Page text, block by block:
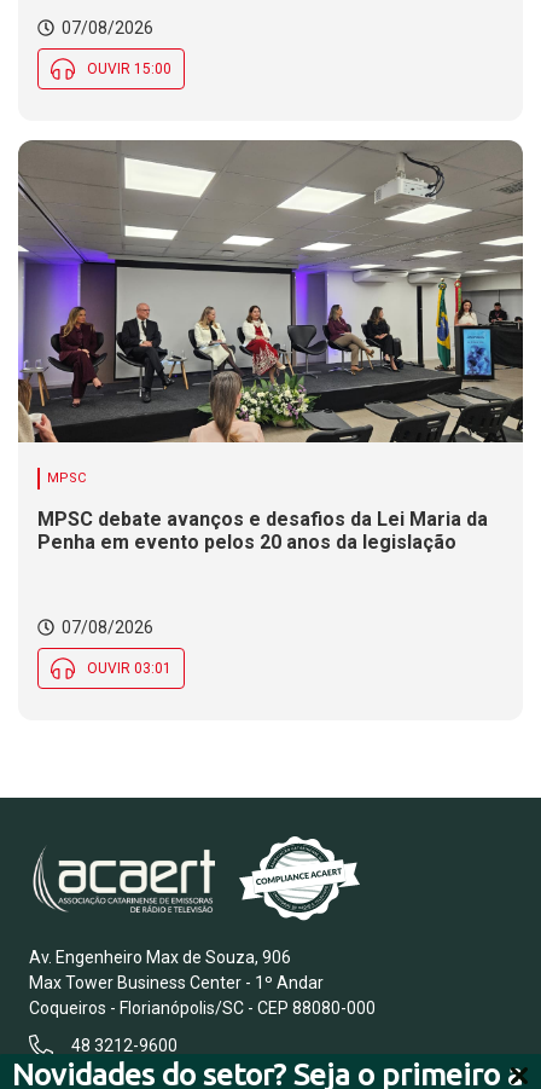
Novidades do setor? Seja o primeiro a
07/08/2026
OUVIR 15:00
MPSC
MPSC debate avanços e desafios da Lei Maria da
Penha em evento pelos 20 anos da legislação
07/08/2026
OUVIR 03:01
Av. Engenheiro Max de Souza, 906
Max Tower Business Center - 1º Andar
Coqueiros - Florianópolis/SC - CEP 88080-000
48 3212-9600